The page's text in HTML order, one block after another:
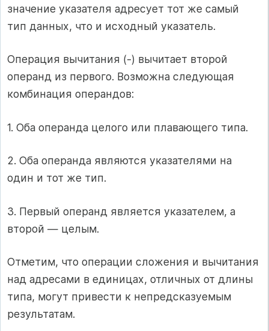
значение указателя адресует тот же самый
тип данных, что и исходный указатель.
Операция вычитания (-) вычитает второй
операнд из первого. Возможна следующая
комбинация операндов:
1. Оба операнда целого или плавающего типа.
2. Оба операнда являются указателями на
один и тот же тип.
3. Первый операнд является указателем, а
второй — целым.
Отметим, что операции сложения и вычитания
над адресами в единицах, отличных от длины
типа, могут привести к непредсказуемым
результатам.